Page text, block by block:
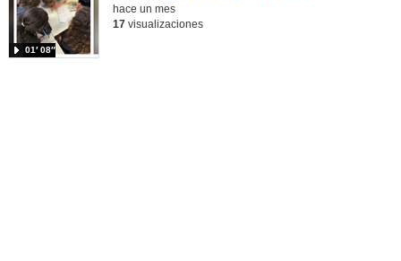
01′ 08″
hace un mes
17visualizaciones